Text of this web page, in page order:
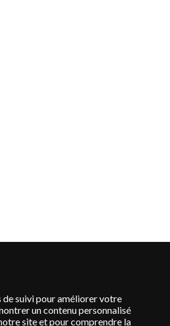
suivi pour améliorer votre
un contenu personnalisé
site et pour comprendre la